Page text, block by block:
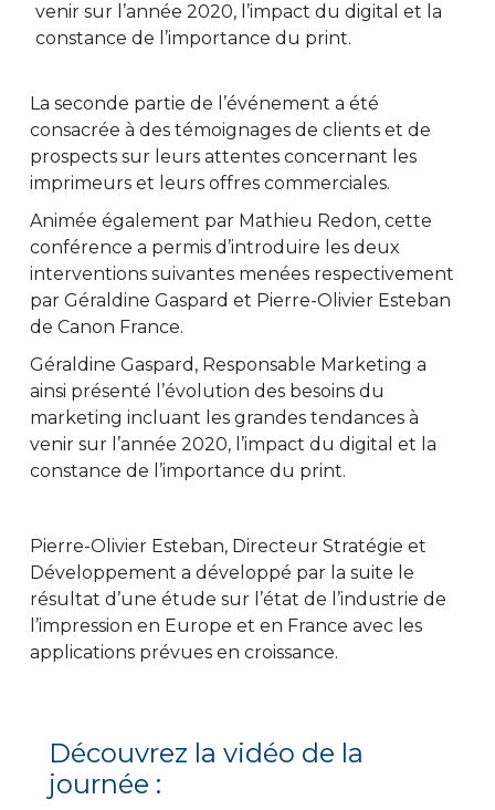
venir sur l’année 2020, l’impact du digital et la
constance de l’importance du print.
La seconde partie de l’événement a été
consacrée à des témoignages de clients et de
prospects sur leurs attentes concernant les
imprimeurs et leurs offres commerciales.
Animée également par Mathieu Redon, cette
conférence a permis d’introduire les deux
interventions suivantes menées respectivement
par Géraldine Gaspard et Pierre-Olivier Esteban
de Canon France.
Géraldine Gaspard, Responsable Marketing a
ainsi présenté l’évolution des besoins du
marketing incluant les grandes tendances à
venir sur l’année 2020, l’impact du digital et la
constance de l’importance du print.
Pierre-Olivier Esteban, Directeur Stratégie et
Développement a développé par la suite le
résultat d’une étude sur l’état de l’industrie de
l’impression en Europe et en France avec les
applications prévues en croissance.
Découvrez la vidéo de la
journée :